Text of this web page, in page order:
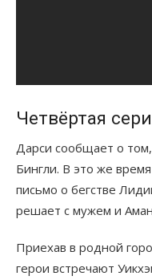
Четвёртая
Дарси сообщает о
Бингли. В это же
письмо о бегстве
решает с мужем и
Приехав в родной
герои встречают